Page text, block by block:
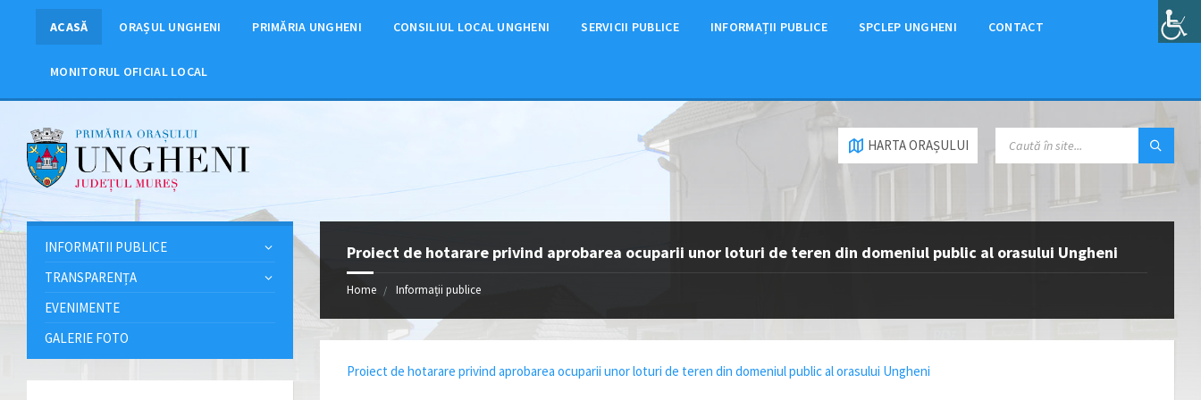
ACASĂ ORAȘUL UNGHENI PRIMĂRIA UNGHENI CONSILIUL LOCAL UNGHENI SERVICII PUBLICE INFORMAȚII PUBLICE SPCLEP UNGHENI CONTACT
MONITORUL OFICIAL LOCAL
HARTA ORAȘULUI
Proiect de hotarare privind aprobarea ocuparii unor loturi de teren din domeniul public al orasului Ungheni
Home Informații publice
Proiect de hotarare privind aprobarea ocuparii unor loturi de teren din domeniul public al orasului Ungheni
INFORMATII PUBLICE
TRANSPARENȚA
EVENIMENTE
GALERIE FOTO